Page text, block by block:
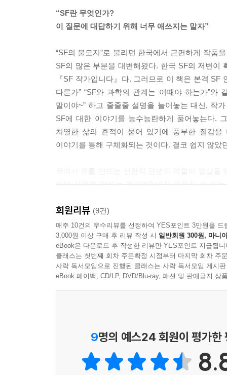
있는 발상이 아니라, 삶과 세상을 다시 돌아보게
언젠가 현실이 될 세상의 단편들을 하나하나 퍼즐
--- pp.82-84
가내 등단은 이 상황을 타개해가는 과정이다. 내
사람의 눈치를 보지 않고 속 편하게 일하는 환경
을 당당하게 해나가는 일이다. 작가는 멍하게 창
습은 스스로 생각하기에도 한심할 때가 있다. 많
게 되는 것이다.
--- p.113
특히 친한 동료가 성공하는 모습을 보면, 되도록
이란 그런 것이다. 그가 낸 길을 수월하게 따라간
--- pp.147-48
일상에서 경험하는 나보다 훨씬 훌륭한 내가 쓰는
공들여 쓴 소설은, 자연인인 작가 본인이 잠깐의
‘작가의 말’은 누가 봐도 정답 같은 자리를 차지
--- pp.178-179
“SF란 무엇인가?
이 질문에 대답하기 위해 너무 애쓰지는 말자”
“SF의 불모지”로 불리던 한국에서 근면하게 작품
SF의 많은 부분을 대변해왔다. 한국 SF의 저변이
『SF 작가입니다』다. 그러므로 이 책은 본격 SF
다른가” “SF와 과학의 관계는 어때야 하는가”와
말이야~” 하고 줄줄줄 설명을 늘어놓는 대신, 작
SF에 대한 이야기를 능수능란하게 풀어놓는다.
치열한 삶의 흔적이 묻어 있기에 풍부한 질감을
이야기를 통해 구체화되는 것이다. 결코 쉽지 않
어떤 사물을 말하는 것일까? 내가 떠올릴 수 있
일확천금을 꿈꾸면서 성실하게,
세계를 조립합니다
『SF 작가입니다』는 배명훈이 SF를 쓰는 작가
해온 고민들과 독자들로부터 숱하게 들었던 질문
섬세하게 벼려져 담겨 있다. 국제정치학을 공
직면하게 되는 실질적인 장벽(「SF가 잘 써지
상상력은 도대체 무엇인가에 대한(「SF의 예언
회원리뷰 (9건)
매주 10건의 우수리뷰를 선정하여 YES포인트 3만원을 드
3,000원 이상 구매 후 리뷰 작성 시 일반회원 300원, 마니
eBook은 다운로드 후 작성한 리뷰만 YES포인트 지급됩니
클래스는 첫번째 회차 주문확정 시점부터 마지막 회차 주
사락 독서모임으로 진행된 클래스는 사락 독서모임 게시
eBook 페이백, CD/LP, DVD/Blu-ray, 패션 및 판매금지 상
9명의 예스24 회원이 평가한